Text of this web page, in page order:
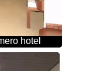
hotel